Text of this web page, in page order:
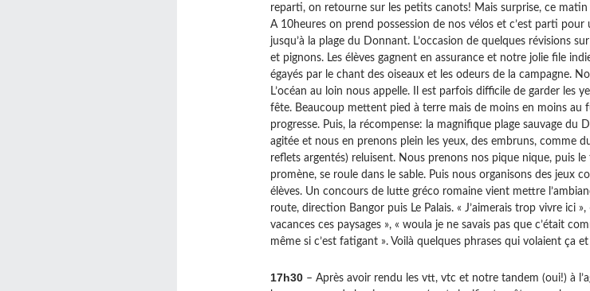
reparti, on retourne sur les petits canots! Mais surprise, ce
A 10heures on prend possession de nos vélos et c’est parti pour
jusqu’à la plage du Donnant. L’occasion de quelques révisions
et pignons. Les élèves gagnent en assurance et notre jolie file
égayés par le chant des oiseaux et les odeurs de la campagne.
L’océan au loin nous appelle. Il est parfois difficile de garder les
fête. Beaucoup mettent pied à terre mais de moins en moins au
progresse. Puis, la récompense: la magnifique plage sauvage
agitée et nous en prenons plein les yeux, des embruns, comme
reflets argentés) reluisent. Nous prenons nos pique nique, puis
promène, se roule dans le sable. Puis nous organisons des jeux
élèves. Un concours de lutte gréco romaine vient mettre
route, direction Bangor puis Le Palais. « J’aimerais trop vivre ici
vacances ces paysages », « woula je ne savais pas que c’était
même si c’est fatigant ». Voilà quelques phrases qui volaient ça et
17h30 – Après avoir rendu les vtt, vtc et notre tandem (oui!) à